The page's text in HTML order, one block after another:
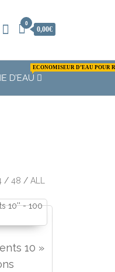
0
0,00€
D’EAU
ECONOMISEUR D’EAU POUR
/ 48 / ALL
10 »